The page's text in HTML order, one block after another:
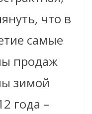
что в
самые
продаж
зимой
года –